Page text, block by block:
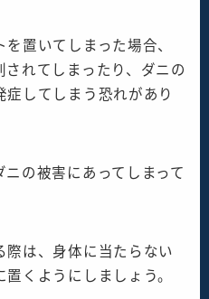
置いてしまった場合、
れてしまったり、ダニの
症してしまう恐れがあり
の被害にあってしまって
際は、身体に当たらない
くようにしましょう。